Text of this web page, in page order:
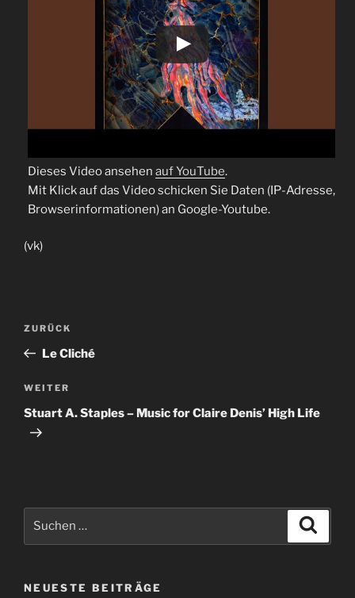
Dieses Video ansehen auf YouTube.
Mit Klick auf das Video schicken Sie Daten (IP-Adresse,
Browserinformationen) an Google-Youtube.
(vk)
Beitragsnavigation
Vorheriger
Beitrag
ZURÜCK
Le Cliché
Nächster
Beitrag
WEITER
Stuart A. Staples – Music for Claire Denis’ High Life
NEUESTE BEITRÄGE